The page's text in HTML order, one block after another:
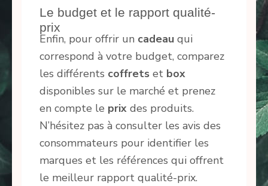
Le budget et le rapport qualité-
prix
Enfin, pour offrir un cadeau qui
correspond à votre budget, comparez
les différents coffrets et box
disponibles sur le marché et prenez
en compte le prix des produits.
N’hésitez pas à consulter les avis des
consommateurs pour identifier les
marques et les références qui offrent
le meilleur rapport qualité-prix.